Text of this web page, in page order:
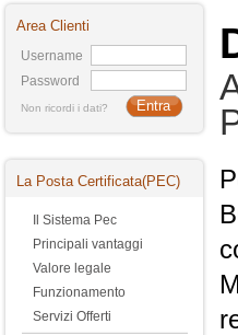
Area Clienti
Username
Password
Non ricordi i dati?
La Posta Certificata(PEC)
Il Sistema Pec
Principali vantaggi
Valore legale
Funzionamento
Servizi Offerti